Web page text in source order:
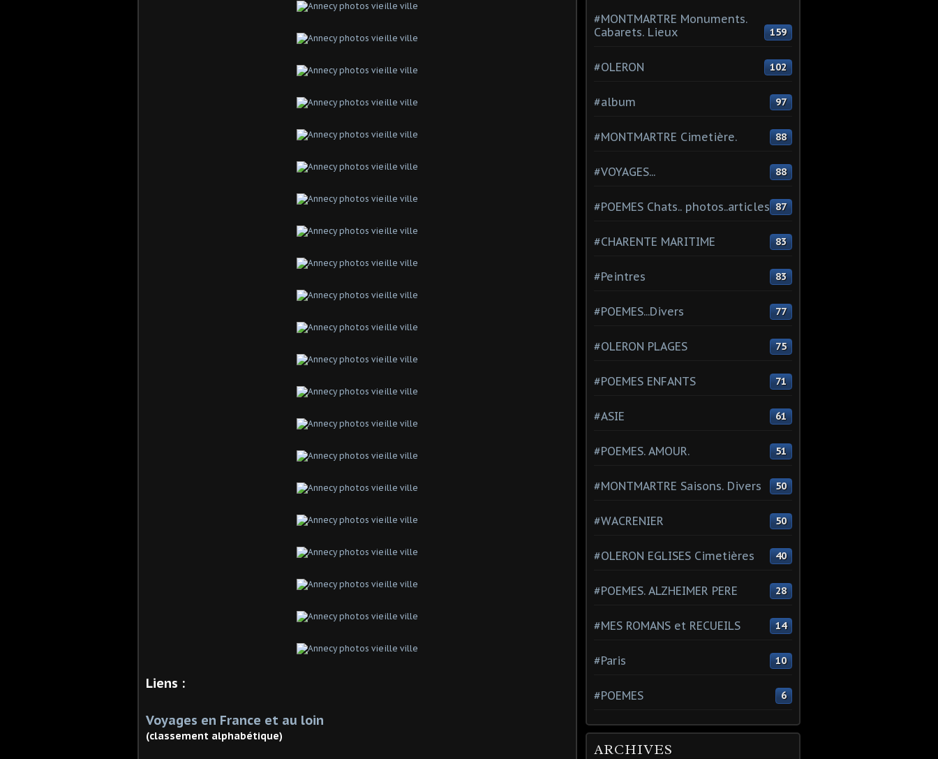
Liens :
Voyages en France et au loin
(classement alphabétique)
#MONTMARTRE Monuments.
Cabarets. Lieux
159
#OLERON 102
#album 97
#MONTMARTRE Cimetière. 88
#VOYAGES... 88
#POEMES Chats.. photos..articles 87
#CHARENTE MARITIME 83
#Peintres 83
#POEMES...Divers 77
#OLERON PLAGES 75
#POEMES ENFANTS 71
#ASIE 61
#POEMES. AMOUR. 51
#MONTMARTRE Saisons. Divers 50
#WACRENIER 50
#OLERON EGLISES Cimetières 40
#POEMES. ALZHEIMER PERE 28
#MES ROMANS et RECUEILS 14
#Paris 10
#POEMES 6
ARCHIVES